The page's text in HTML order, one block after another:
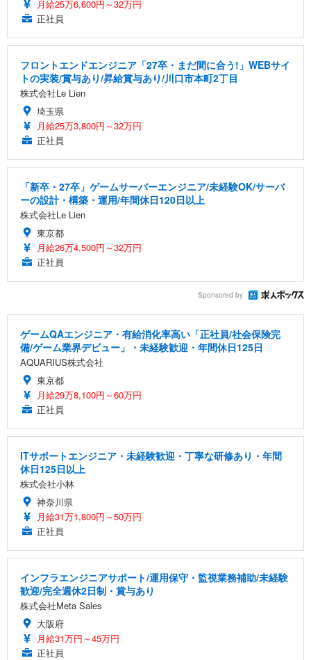
月給25万6,600円～32万円
正社員
フロントエンドエンジニア「27卒・まだ間に合う!」WEBサイ
トの実装/賞与あり/昇給賞与あり/川口市本町2丁目
株式会社Le Lien
埼玉県
月給25万3,800円～32万円
正社員
「新卒・27卒」ゲームサーバーエンジニア/未経験OK/サーバ
ーの設計・構築・運用/年間休日120日以上
株式会社Le Lien
東京都
月給26万4,500円～32万円
正社員
Sponsored by
ゲームQAエンジニア・有給消化率高い「正社員/社会保険完
備/ゲーム業界デビュー」・未経験歓迎・年間休日125日
AQUARIUS株式会社
東京都
月給29万8,100円～60万円
正社員
ITサポートエンジニア・未経験歓迎・丁寧な研修あり・年間
休日125日以上
株式会社小林
神奈川県
月給31万1,800円～50万円
正社員
インフラエンジニアサポート/運用保守・監視業務補助/未経験
歓迎/完全週休2日制・賞与あり
株式会社Meta Sales
大阪府
月給31万円～45万円
正社員